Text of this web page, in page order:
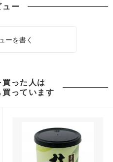
ュー
ーを書く
った人は
っています